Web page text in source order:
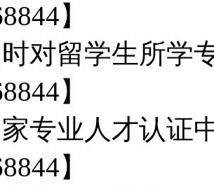
】
对留学生所学
】
专业人才认证
】